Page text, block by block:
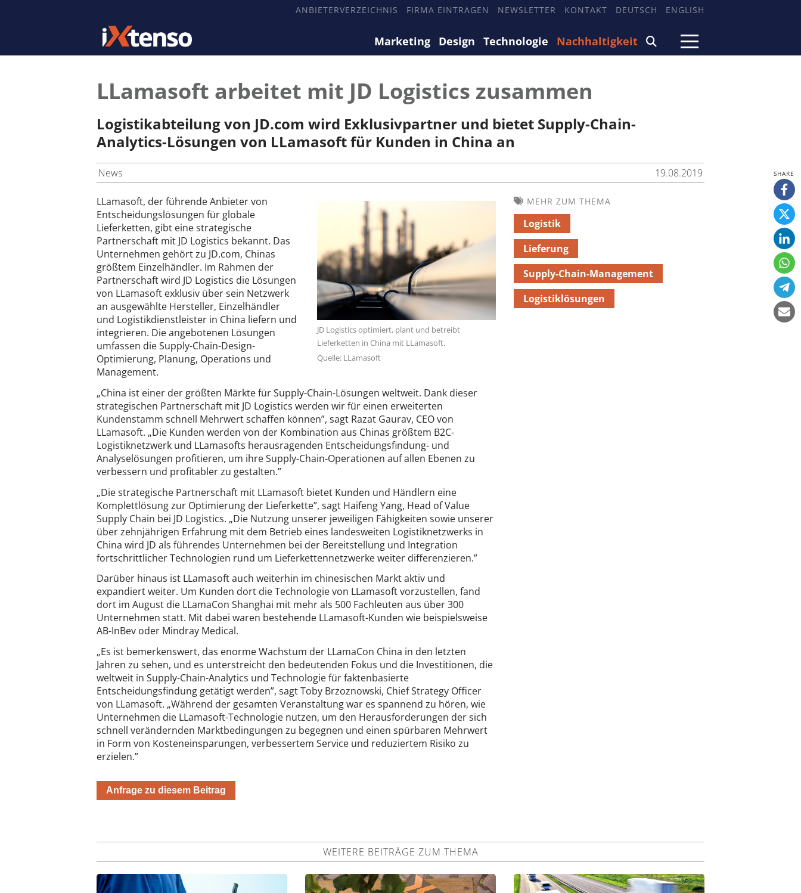
ANBIETERVERZEICHNIS FIRMA EINTRAGEN NEWSLETTER KONTAKT DEUTSCH ENGLISH
Marketing Design Technologie Nachhaltigkeit
LLamasoft arbeitet mit JD Logistics zusammen
Logistikabteilung von JD.com wird Exklusivpartner und bietet Supply-Chain-
Analytics-Lösungen von LLamasoft für Kunden in China an
News 19.08.2019
JD Logistics optimiert, plant und betreibt
Lieferketten in China mit LLamasoft.
Quelle: LLamasoft
LLamasoft, der führende Anbieter von
Entscheidungslösungen für globale
Lieferketten, gibt eine strategische
Partnerschaft mit JD Logistics bekannt. Das
Unternehmen gehört zu JD.com, Chinas
größtem Einzelhändler. Im Rahmen der
Partnerschaft wird JD Logistics die Lösungen
von LLamasoft exklusiv über sein Netzwerk
an ausgewählte Hersteller, Einzelhändler
und Logistikdienstleister in China liefern und
integrieren. Die angebotenen Lösungen
umfassen die Supply-Chain-Design-
Optimierung, Planung, Operations und
Management.
„China ist einer der größten Märkte für Supply-Chain-Lösungen weltweit. Dank dieser
strategischen Partnerschaft mit JD Logistics werden wir für einen erweiterten
Kundenstamm schnell Mehrwert schaffen können”, sagt Razat Gaurav, CEO von
LLamasoft. „Die Kunden werden von der Kombination aus Chinas größtem B2C-
Logistiknetzwerk und LLamasofts herausragenden Entscheidungsfindung- und
Analyselösungen profitieren, um ihre Supply-Chain-Operationen auf allen Ebenen zu
verbessern und profitabler zu gestalten.”
„Die strategische Partnerschaft mit LLamasoft bietet Kunden und Händlern eine
Komplettlösung zur Optimierung der Lieferkette”, sagt Haifeng Yang, Head of Value
Supply Chain bei JD Logistics. „Die Nutzung unserer jeweiligen Fähigkeiten sowie unserer
über zehnjährigen Erfahrung mit dem Betrieb eines landesweiten Logistiknetzwerks in
China wird JD als führendes Unternehmen bei der Bereitstellung und Integration
fortschrittlicher Technologien rund um Lieferkettennetzwerke weiter differenzieren.”
Darüber hinaus ist LLamasoft auch weiterhin im chinesischen Markt aktiv und
expandiert weiter. Um Kunden dort die Technologie von LLamasoft vorzustellen, fand
dort im August die LLamaCon Shanghai mit mehr als 500 Fachleuten aus über 300
Unternehmen statt. Mit dabei waren bestehende LLamasoft-Kunden wie beispielsweise
AB-InBev oder Mindray Medical.
„Es ist bemerkenswert, das enorme Wachstum der LLamaCon China in den letzten
Jahren zu sehen, und es unterstreicht den bedeutenden Fokus und die Investitionen, die
weltweit in Supply-Chain-Analytics und Technologie für faktenbasierte
Entscheidungsfindung getätigt werden”, sagt Toby Brzoznowski, Chief Strategy Officer
von LLamasoft. „Während der gesamten Veranstaltung war es spannend zu hören, wie
Unternehmen die LLamasoft-Technologie nutzen, um den Herausforderungen der sich
schnell verändernden Marktbedingungen zu begegnen und einen spürbaren Mehrwert
in Form von Kosteneinsparungen, verbessertem Service und reduziertem Risiko zu
erzielen.”
Anfrage zu diesem Beitrag
MEHR ZUM THEMA
Logistik
Lieferung
Supply-Chain-Management
Logistiklösungen
WEITERE BEITRÄGE ZUM THEMA